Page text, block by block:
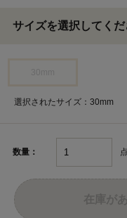
サイズを選択してく
選択されたサイズ：30mm
数量： 点